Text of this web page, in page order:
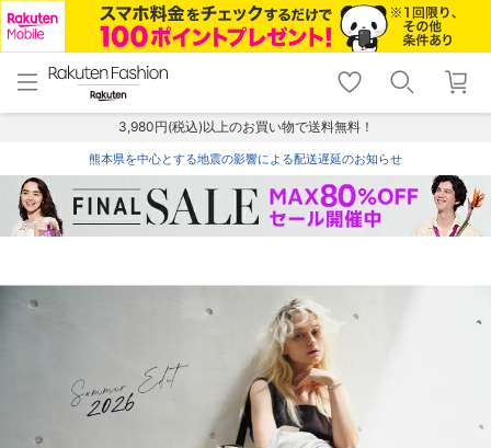
menu home
トップ
shopping_cart lock_outline
ログイン
3,980円(税込)以上のお買い物で送料無料！
熊本県を中心とする地震の影響による配送遅延のお知らせ